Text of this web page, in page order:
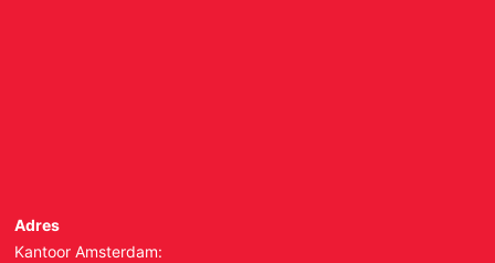
Adres
Kantoor Amsterdam: